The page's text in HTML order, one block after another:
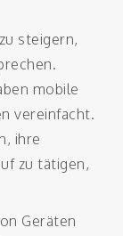
steigern,
mobile
vereinfacht.
ihre
zu tätigen,
Geräten